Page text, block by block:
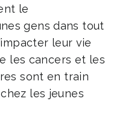
le
gens dans tout
leur vie
les cancers et les
sont en train
les jeunes